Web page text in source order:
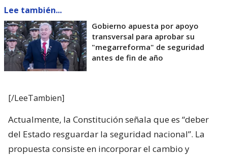
Lee también...
Gobierno apuesta por apoyo
transversal para aprobar su
"megarreforma" de seguridad
antes de fin de año
[/LeeTambien]
Actualmente, la Constitución señala que es “deber
del Estado resguardar la seguridad nacional”. La
propuesta consiste en incorporar el cambio y